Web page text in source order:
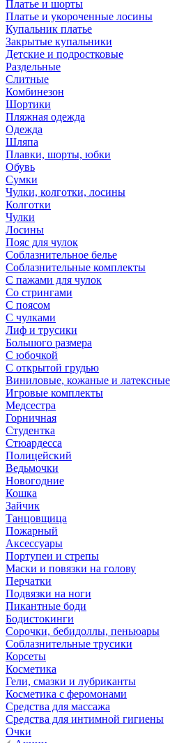
Платье и шорты
Платье и укороченные лосины
Купальник платье
Закрытые купальники
Детские и подростковые
Раздельные
Слитные
Комбинезон
Шортики
Пляжная одежда
Одежда
Шляпа
Плавки, шорты, юбки
Обувь
Сумки
Чулки, колготки, лосины
Колготки
Чулки
Лосины
Пояс для чулок
Соблазнительное белье
Соблазнительные комплекты
С пажами для чулок
Со стрингами
С поясом
С чулками
Лиф и трусики
Большого размера
С юбочкой
С открытой грудью
Виниловые, кожаные и латексные
Игровые комплекты
Медсестра
Горничная
Студентка
Стюардесса
Полицейский
Ведьмочки
Новогодние
Кошка
Зайчик
Танцовщица
Пожарный
Аксессуары
Портупеи и стрепы
Маски и повязки на голову
Перчатки
Подвязки на ноги
Пикантные боди
Бодистокинги
Сорочки, бебидоллы, пеньюары
Соблазнительные трусики
Корсеты
Косметика
Гели, смазки и лубриканты
Косметика с феромонами
Средства для массажа
Средства для интимной гигиены
Очки